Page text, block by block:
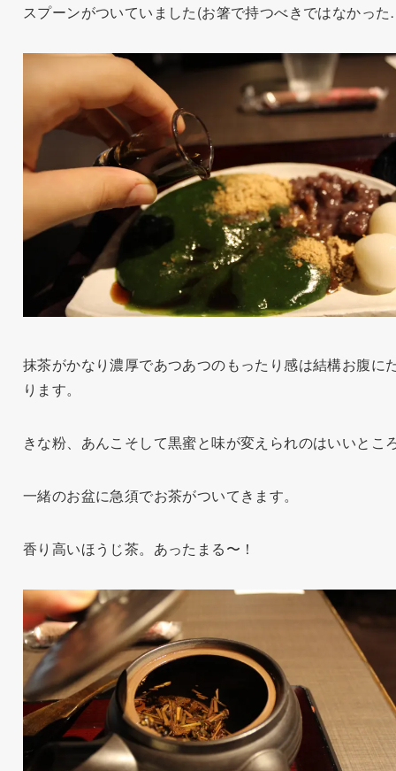
スプーンがついていました(お箸で持つべきではなかっ
抹茶がかなり濃厚であつあつのもったり感は結構お腹に
ります。
きな粉、あんこそして黒蜜と味が変えられのはいいとこ
一緒のお盆に急須でお茶がついてきます。
香り高いほうじ茶。あったまる〜！